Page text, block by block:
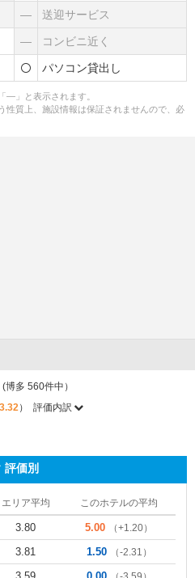
― 送迎サービス
― コンビニ近く
パソコン貸出し
―」と表示されます。
性質上、施設情報は保証されませんので、必
(博多 560件中）
3.32） 評価内訳
評価別
エリア平均 このホテルの平均
3.80 5.00 （+1.20）
3.81 1.50 （-2.31）